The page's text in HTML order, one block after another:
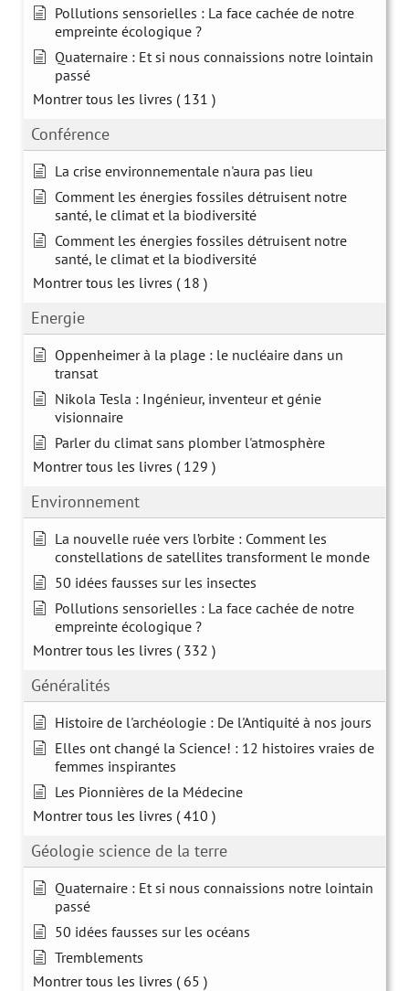
Pollutions sensorielles : La face cachée de notre
empreinte écologique ?
Quaternaire : Et si nous connaissions notre lointain
passé
Montrer tous les livres ( 131 )
Conférence
La crise environnementale n'aura pas lieu
Comment les énergies fossiles détruisent notre
santé, le climat et la biodiversité
Comment les énergies fossiles détruisent notre
santé, le climat et la biodiversité
Montrer tous les livres ( 18 )
Energie
Oppenheimer à la plage : le nucléaire dans un
transat
Nikola Tesla : Ingénieur, inventeur et génie
visionnaire
Parler du climat sans plomber l'atmosphère
Montrer tous les livres ( 129 )
Environnement
La nouvelle ruée vers l’orbite : Comment les
constellations de satellites transforment le monde
50 idées fausses sur les insectes
Pollutions sensorielles : La face cachée de notre
empreinte écologique ?
Montrer tous les livres ( 332 )
Généralités
Histoire de l'archéologie : De l'Antiquité à nos jours
Elles ont changé la Science! : 12 histoires vraies de
femmes inspirantes
Les Pionnières de la Médecine
Montrer tous les livres ( 410 )
Géologie science de la terre
Quaternaire : Et si nous connaissions notre lointain
passé
50 idées fausses sur les océans
Tremblements
Montrer tous les livres ( 65 )